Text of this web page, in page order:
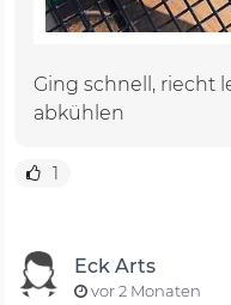
Ging schnell, riecht
abkühlen
1
Eck Arts
vor 2 Monaten